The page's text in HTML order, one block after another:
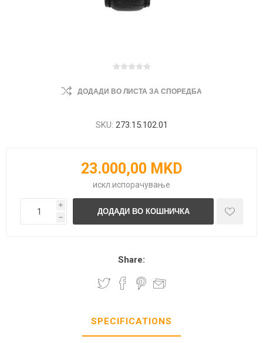
ДОДАДИ ВО ЛИСТА ЗА СПОРЕДБА
SKU: 273.15.102.01
23.000,00 MKD
искл. испорачување
i
h
Share:
SPECIFICATIONS